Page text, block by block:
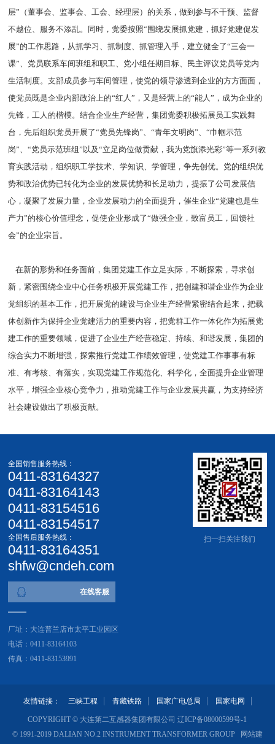
层”（董事会、监事会、工会、经理层）的关系，做到参与不干预、监督
不越位、服务不添乱。同时，党委按照“围绕发展抓党建，抓好党建促发
展”的工作思路，从抓学习、抓制度、抓管理入手，建立健全了“三会一
课”、党员联系车间班组和职工、党小组任期目标、民主评议党员等党内
生活制度。支部成员参与车间管理，使党的领导渗透到企业的方方面面，
使党员既是企业内部政治上的“红人”，又是经营上的“能人”，成为企业的
先锋，工人的楷模。结合企业生产经营，集团党委积极拓展员工实践舞
台，先后组织党员开展了“党员先锋岗”、“青年文明岗”、“巾帼示范
岗”、“党员示范班组”以及“立足岗位做贡献，我为党旗添光彩”等一系列教
育实践活动，组织职工学技术、学知识、学管理，争先创优。党的组织优
势和政治优势已转化为企业的发展优势和长足动力，提振了公司发展信
心，凝聚了发展力量，企业发展动力的全面提升，催生企业“党建也是生
产力”的核心价值理念，促使企业形成了“做强企业，致富员工，回馈社
会”的企业宗旨。
在新的形势和任务面前，集团党建工作立足实际，不断探索，寻求创
新，紧密围绕企业中心任务积极开展党建工作，把创建和谐企业作为企业
党组织的基本工作，把开展党的建设与企业生产经营紧密结合起来，把载
体创新作为保持企业党建活力的重要内容，把党群工作一体化作为拓展党
建工作的重要领域，促进了企业生产经营稳定、持续、和谐发展，集团的
综合实力不断增强，探索推行党建工作绩效管理，使党建工作事事有标
准、有考核、有落实，实现党建工作规范化、科学化，全面提升企业管理
水平，增强企业核心竞争力，推动党建工作与企业发展共赢，为支持经济
社会建设做出了积极贡献。
扫一扫关注我们
全国销售服务热线：
0411-83164327
0411-83164143
0411-83154516
0411-83154517
全国售后服务热线：
0411-83164351
shfw@cndeh.com
在线客服
厂址：大连普兰店市太平工业园区
电话：0411-83164103
传真：0411-83153991
友情链接： 三峡工程 青藏铁路 国家广电总局 国家电网
COPYRIGHT © 大连第二互感器集团有限公司辽ICP备08000599号-1
© 1991-2019 DALIAN NO.2 INSTRUMENT TRANSFORMER GROUP 网站建